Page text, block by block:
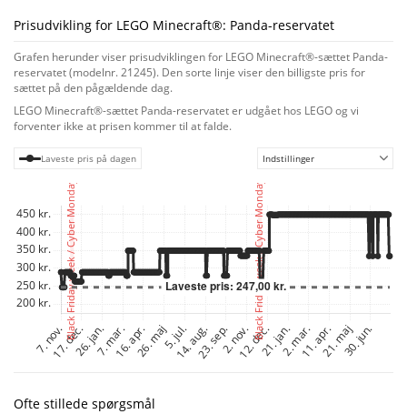
konstruktion, bl.a. et hængslet hoved, kan pandahuset placeres enten
stående oprejst, på alle fire eller siddende. I alle tilfælde kan interiøret i
rummene omdannes tilsvarende. Figurerne omfatter en jungleeventyrer,
panda, pandaunge og et fjendtligt skelet, som børn kan kæmpe mod. Uden
for hovedbygningen er en bambusjungle, hvor spillere kan fortabe sig i et
populært Minecraft-tidsfordriv – at give pandaerne kage. Som ekstra
digitalt sjov indeholder LEGO Builder appen intuitive zoom- og
drejeværktøjer, så børn kan visualisere deres model, mens de bygger.
Prisudvikling for LEGO Minecraft®: Panda-reservatet
Grafen herunder viser prisudviklingen for LEGO Minecraft®-sættet Panda-
reservatet (modelnr. 21245). Den sorte linje viser den billigste pris for
sættet på den pågældende dag.
LEGO Minecraft®-sættet Panda-reservatet er udgået hos LEGO og vi
forventer ikke at prisen kommer til at falde.
Laveste pris på dagen Indstillinger
Ofte stillede spørgsmål